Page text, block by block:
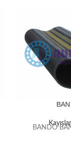
Kayışlar
BANDO